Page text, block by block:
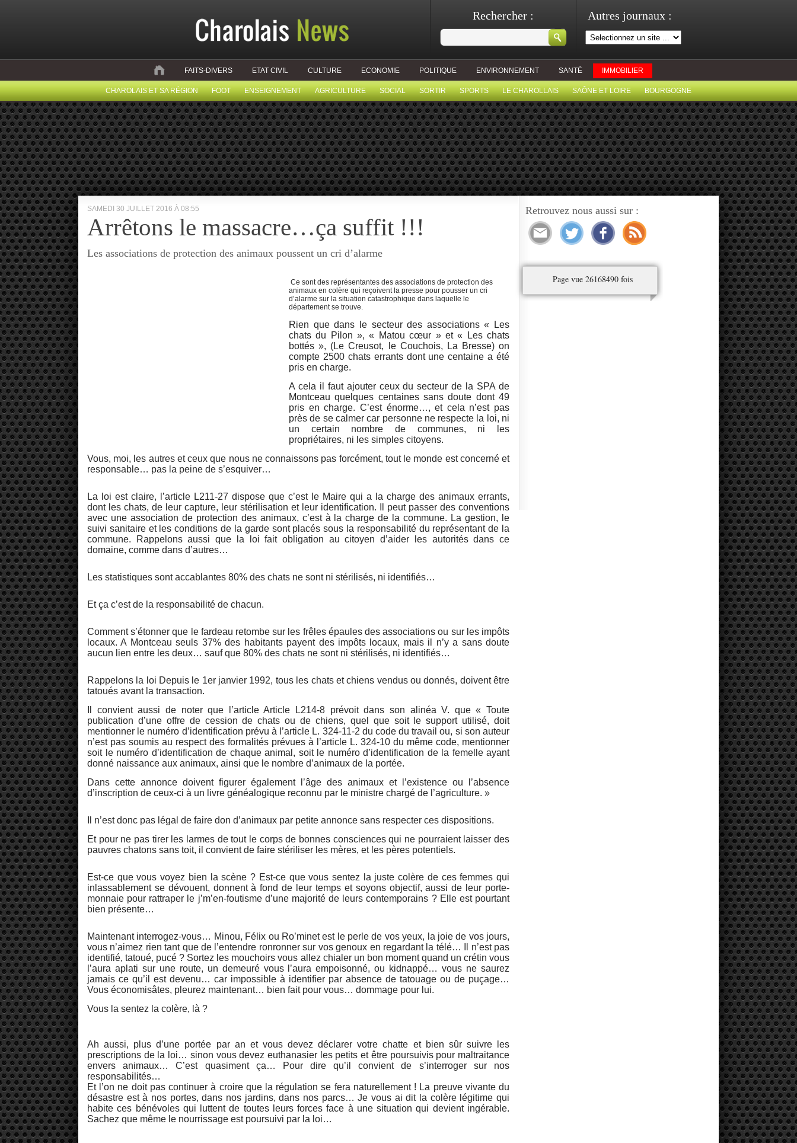
Autres journaux :
Rechercher :
FAITS-DIVERS ETAT CIVIL CULTURE ECONOMIE POLITIQUE ENVIRONNEMENT SANTÉ IMMOBILIER
CHAROLAIS ET SA RÉGION FOOT ENSEIGNEMENT AGRICULTURE SOCIAL SORTIR SPORTS LE CHAROLLAIS SAÔNE ET LOIRE BOURGOGNE
SAMEDI 30 JUILLET 2016 À 08:55
Arrêtons le massacre…ça suffit !!!
Les associations de protection des animaux poussent un cri d’alarme
Ce sont des représentantes des associations de protection des
animaux en colère qui reçoivent la presse pour pousser un cri
d’alarme sur la situation catastrophique dans laquelle le
département se trouve.
Rien que dans le secteur des associations « Les
chats du Pilon », « Matou cœur » et « Les chats
bottés », (Le Creusot, le Couchois, La Bresse) on
compte 2500 chats errants dont une centaine a été
pris en charge.
A cela il faut ajouter ceux du secteur de la SPA de
Montceau quelques centaines sans doute dont 49
pris en charge. C’est énorme…, et cela n’est pas
près de se calmer car personne ne respecte la loi, ni
un certain nombre de communes, ni les
propriétaires, ni les simples citoyens.
Vous, moi, les autres et ceux que nous ne connaissons pas forcément, tout le monde est concerné et
responsable… pas la peine de s’esquiver…
La loi est claire, l’article L211-27 dispose que c’est le Maire qui a la charge des animaux errants,
dont les chats, de leur capture, leur stérilisation et leur identification. Il peut passer des conventions
avec une association de protection des animaux, c’est à la charge de la commune. La gestion, le
suivi sanitaire et les conditions de la garde sont placés sous la responsabilité du représentant de la
commune. Rappelons aussi que la loi fait obligation au citoyen d’aider les autorités dans ce
domaine, comme dans d’autres…
Les statistiques sont accablantes 80% des chats ne sont ni stérilisés, ni identifiés…
Et ça c’est de la responsabilité de chacun.
Comment s’étonner que le fardeau retombe sur les frêles épaules des associations ou sur les impôts
locaux. A Montceau seuls 37% des habitants payent des impôts locaux, mais il n’y a sans doute
aucun lien entre les deux… sauf que 80% des chats ne sont ni stérilisés, ni identifiés…
Rappelons la loi Depuis le 1er janvier 1992, tous les chats et chiens vendus ou donnés, doivent être
tatoués avant la transaction.
Il convient aussi de noter que l’article Article L214-8 prévoit dans son alinéa V. que « Toute
publication d’une offre de cession de chats ou de chiens, quel que soit le support utilisé, doit
mentionner le numéro d’identification prévu à l’article L. 324-11-2 du code du travail ou, si son auteur
n’est pas soumis au respect des formalités prévues à l’article L. 324-10 du même code, mentionner
soit le numéro d’identification de chaque animal, soit le numéro d’identification de la femelle ayant
donné naissance aux animaux, ainsi que le nombre d’animaux de la portée.
Dans cette annonce doivent figurer également l’âge des animaux et l’existence ou l’absence
d’inscription de ceux-ci à un livre généalogique reconnu par le ministre chargé de l’agriculture. »
Il n’est donc pas légal de faire don d’animaux par petite annonce sans respecter ces dispositions.
Et pour ne pas tirer les larmes de tout le corps de bonnes consciences qui ne pourraient laisser des
pauvres chatons sans toit, il convient de faire stériliser les mères, et les pères potentiels.
Est-ce que vous voyez bien la scène ? Est-ce que vous sentez la juste colère de ces femmes qui
inlassablement se dévouent, donnent à fond de leur temps et soyons objectif, aussi de leur porte-
monnaie pour rattraper le j’m’en-foutisme d’une majorité de leurs contemporains ? Elle est pourtant
bien présente…
Maintenant interrogez-vous… Minou, Félix ou Ro’minet est le perle de vos yeux, la joie de vos jours,
vous n’aimez rien tant que de l’entendre ronronner sur vos genoux en regardant la télé… Il n’est pas
identifié, tatoué, pucé ? Sortez les mouchoirs vous allez chialer un bon moment quand un crétin vous
l’aura aplati sur une route, un demeuré vous l’aura empoisonné, ou kidnappé… vous ne saurez
jamais ce qu’il est devenu… car impossible à identifier par absence de tatouage ou de puçage…
Vous économisâtes, pleurez maintenant… bien fait pour vous… dommage pour lui.
Vous la sentez la colère, là ?
Ah aussi, plus d’une portée par an et vous devez déclarer votre chatte et bien sûr suivre les
prescriptions de la loi… sinon vous devez euthanasier les petits et être poursuivis pour maltraitance
envers animaux… C’est quasiment ça… Pour dire qu’il convient de s’interroger sur nos
responsabilités…
Et l’on ne doit pas continuer à croire que la régulation se fera naturellement ! La preuve vivante du
désastre est à nos portes, dans nos jardins, dans nos parcs… Je vous ai dit la colère légitime qui
habite ces bénévoles qui luttent de toutes leurs forces face à une situation qui devient ingérable.
Sachez que même le nourrissage est poursuivi par la loi…
Retrouvez nous aussi sur :
Page vue 26168490 fois